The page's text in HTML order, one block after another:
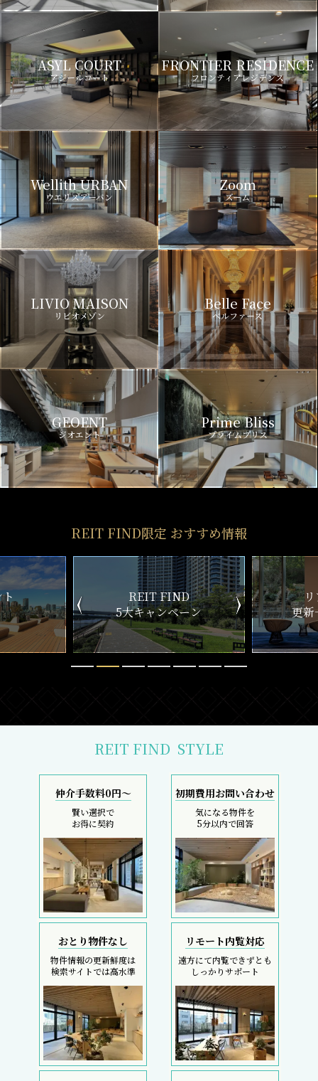
ASYL COURT
アジールコート
FRONTIER RESIDENCE
フロンティアレジデンス
Wellith URBAN
ウエリスアーバン
Zoom
ズーム
LIVIO MAISON
リビオメゾン
Belle Face
ベルファース
GEOENT
ジオエント
Prime Bliss
プライムブリス
REIT FIND限定 おすすめ情報
FIND
ンペーン
リアルタイム
更新一覧チェック
REIT FIND STYLE
仲介手数料0円～
賢い選択で
お得に契約
初期費用お問い合わせ
気になる物件を
5分以内で回答
おとり物件なし
物件情報の更新鮮度は
検索サイトでは高水準
リモート内覧対応
遠方にて内覧できずとも
しっかりサポート